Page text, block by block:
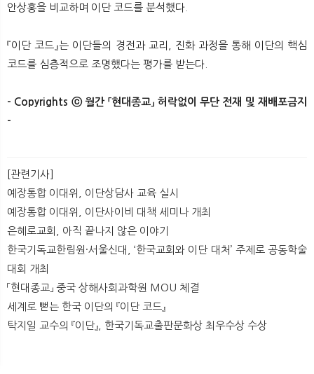
안상홍을 비교하며 이단 코드를 분석했다.
『이단 코드』는 이단들의 경전과 교리, 진화 과정을 통해 이단의 핵심
코드를 심층적으로 조명했다는 평가를 받는다.
- Copyrights ⓒ 월간 「현대종교」 허락없이 무단 전재 및 재배포금지
-​
[관련기사]
예장통합 이대위, 이단상담사 교육 실시
예장통합 이대위, 이단사이비 대책 세미나 개최
은혜로교회, 아직 끝나지 않은 이야기
한국기독교한림원·서울신대, ‘한국교회와 이단 대처’ 주제로 공동학술
대회 개최
「현대종교」 중국 상해사회과학원 MOU 체결
세계로 뻗는 한국 이단의 『이단 코드』
탁지일 교수의 『이단』, 한국기독교출판문화상 최우수상 수상